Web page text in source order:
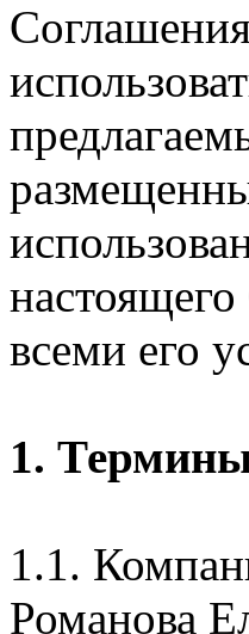
всеми его
1.
1.1.
Романова